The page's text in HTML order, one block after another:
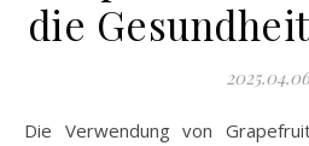
die
Die Verwendung von Grapefruitkernextrakt hat in den